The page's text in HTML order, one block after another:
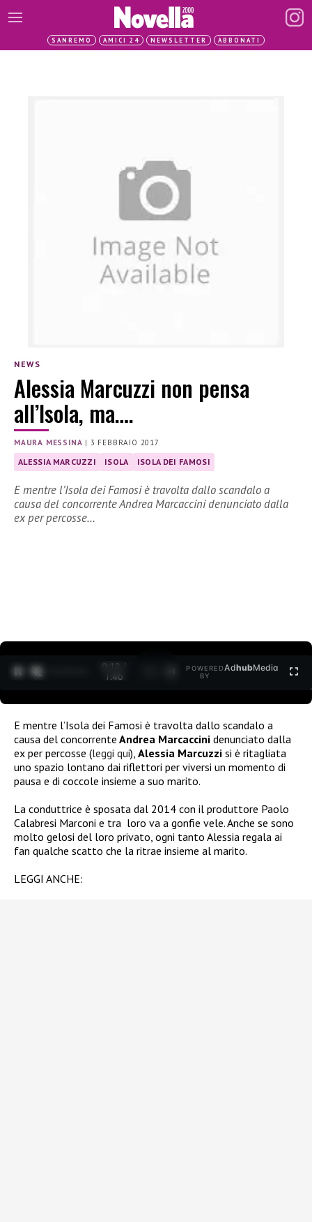
SANREMO AMICI 24 NEWSLETTER ABBONATI
NEWS
Alessia Marcuzzi non pensa
all’Isola, ma….
MAURA MESSINA | 3 FEBBRAIO 2017
ALESSIA MARCUZZI ISOLA ISOLA DEI FAMOSI
E mentre l’Isola dei Famosi è travolta dallo scandalo a
causa del concorrente Andrea Marcaccini denunciato dalla
ex per percosse…
0:12 /
1:40
POWERED
BY
AdhubMedia
E mentre l’Isola dei Famosi è travolta dallo scandalo a
causa del concorrente Andrea Marcaccini denunciato dalla
ex per percosse (leggi qui), Alessia Marcuzzi si è ritagliata
uno spazio lontano dai riflettori per viversi un momento di
pausa e di coccole insieme a suo marito.
La conduttrice è sposata dal 2014 con il produttore Paolo
Calabresi Marconi e tra loro va a gonfie vele. Anche se sono
molto gelosi del loro privato, ogni tanto Alessia regala ai
fan qualche scatto che la ritrae insieme al marito.
LEGGI ANCHE: